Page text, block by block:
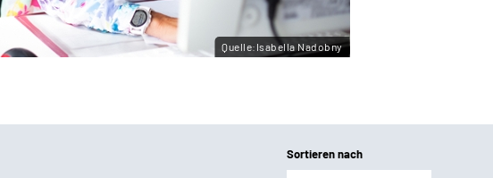
Quelle:Isabella Nadobny
Sortieren nach